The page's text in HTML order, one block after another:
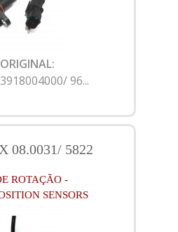
96...
08.0031/ 5822
ROTAÇÃO -
SENSORS